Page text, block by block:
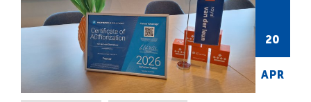
20
APR